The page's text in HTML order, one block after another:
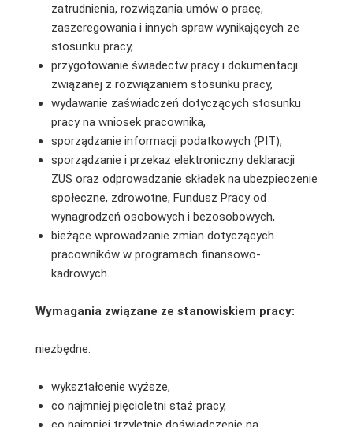
zatrudnienia, rozwiązania umów o pracę,
zaszeregowania i innych spraw wynikających ze
stosunku pracy,
przygotowanie świadectw pracy i dokumentacji
związanej z rozwiązaniem stosunku pracy,
wydawanie zaświadczeń dotyczących stosunku
pracy na wniosek pracownika,
sporządzanie informacji podatkowych (PIT),
sporządzanie i przekaz elektroniczny deklaracji
ZUS oraz odprowadzanie składek na ubezpieczenie
społeczne, zdrowotne, Fundusz Pracy od
wynagrodzeń osobowych i bezosobowych,
bieżące wprowadzanie zmian dotyczących
pracowników w programach finansowo-
kadrowych.
Wymagania związane ze stanowiskiem pracy:
niezbędne:
wykształcenie wyższe,
co najmniej pięcioletni staż pracy,